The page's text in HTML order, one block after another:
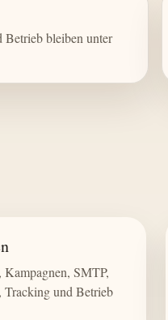
Betrieb bleiben unter
SMTP,
Tracking und Betrieb